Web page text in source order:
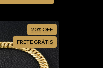
20% OFF
FRETE GRÁTIS